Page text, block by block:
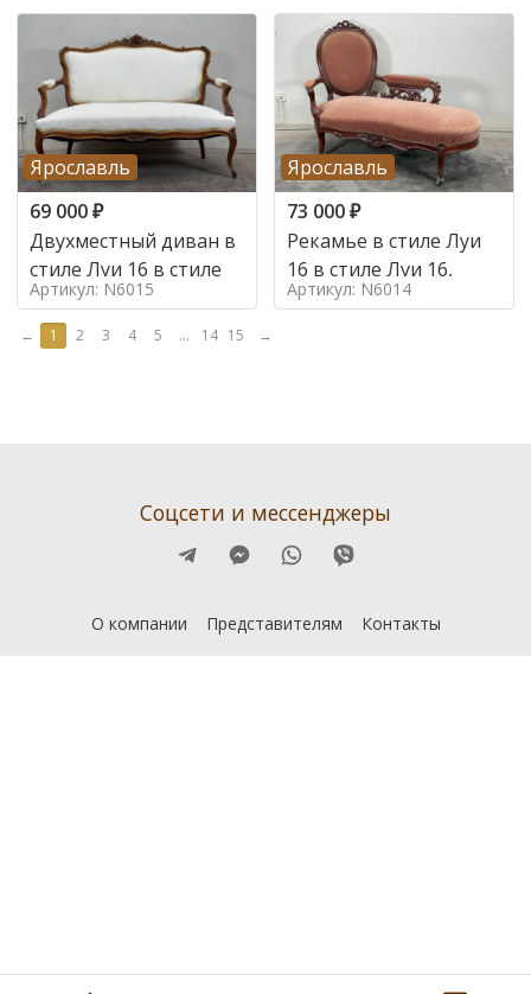
Ярославль
69 000₽
Двухместный диван в
стиле Луи 16 в стиле
Артикул: N6015
Ярославль
73 000₽
Рекамье в стиле Луи
16 в стиле Луи 16,
Артикул: N6014
← 1 2 3 4 5 ... 14 15 →
Соцсети и мессенджеры
О компании Представителям Контакты